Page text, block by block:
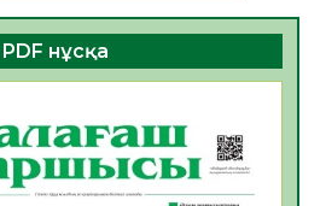
50 0
– БОЛАШАҚҚА
ТАҢДАУ
қарсы иммундау
PDF нұсқа